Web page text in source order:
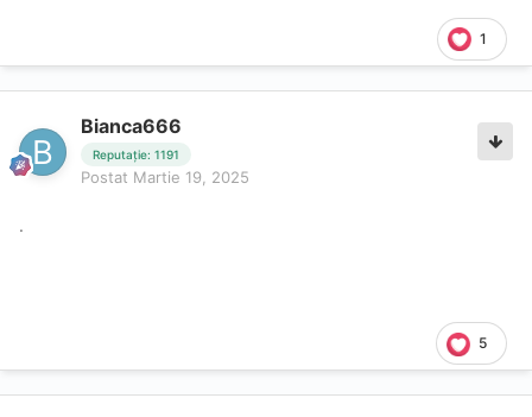
1
Bianca666
Reputație: 1191
Postat Martie 19, 2025
.
5